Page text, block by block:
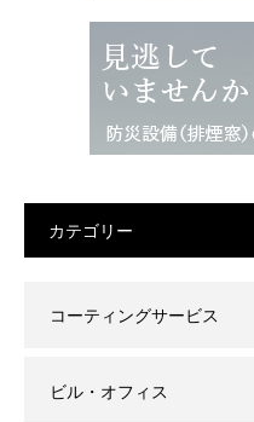
カテゴリー
コーティングサービス
ビル・オフィス